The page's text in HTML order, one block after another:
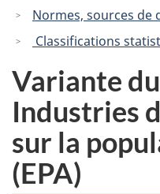
Normes, sources de
Classifications
Variante
Industries
sur la
(EPA)